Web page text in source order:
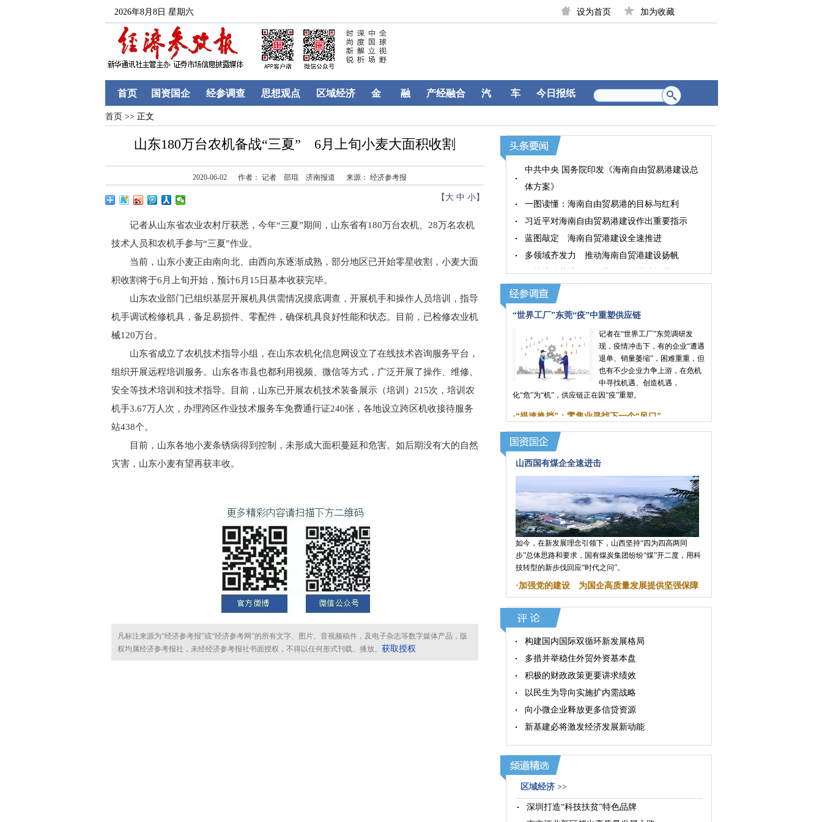
2026年8月8日 星期六 设为首页 加为收藏
首页 国资国企 经参调查 思想观点 区域经济 金 融 产经融合 汽 车 今日报纸
首页 >> 正文
山东180万台农机备战“三夏” 6月上旬小麦大面积收割
2020-06-02 作者： 记者 邵琨 济南报道 来源： 经济参考报
【 大 中 小】
记者从山东省农业农村厅获悉，今年“三夏”期间，山东省有180万台农机、28万名农机
技术人员和农机手参与“三夏”作业。
当前，山东小麦正由南向北、由西向东逐渐成熟，部分地区已开始零星收割，小麦大面
积收割将于6月上旬开始，预计6月15日基本收获完毕。
山东农业部门已组织基层开展机具供需情况摸底调查，开展机手和操作人员培训，指导
机手调试检修机具，备足易损件、零配件，确保机具良好性能和状态。目前，已检修农业机
械120万台。
山东省成立了农机技术指导小组，在山东农机化信息网设立了在线技术咨询服务平台，
组织开展远程培训服务。山东各市县也都利用视频、微信等方式，广泛开展了操作、维修、
安全等技术培训和技术指导。目前，山东已开展农机技术装备展示（培训）215次，培训农
机手3.67万人次，办理跨区作业技术服务车免费通行证240张，各地设立跨区机收接待服务
站438个。
目前，山东各地小麦条锈病得到控制，未形成大面积蔓延和危害。如后期没有大的自然
灾害，山东小麦有望再获丰收。
凡标注来源为“经济参考报”或“经济参考网”的所有文字、图片、音视频稿件，及电子杂志等数字媒体产品，版
权均属经济参考报社，未经经济参考报社书面授权，不得以任何形式刊载、播放。 获取授权
中共中央 国务院印发《海南自由贸易港建设总
体方案》
一图读懂：海南自由贸易港的目标与红利
习近平对海南自由贸易港建设作出重要指示
蓝图敲定 海南自贸港建设全速推进
多领域齐发力 推动海南自贸港建设扬帆
政策接连落地 保险业强监管持续推进
“世界工厂”东莞“疫”中重塑供应链
记者在“世界工厂”东莞调研发
现，疫情冲击下，有的企业“遭遇
退单、销量萎缩”，困难重重，但
也有不少企业力争上游，在危机
中寻找机遇、创造机遇，
化“危”为“机”，供应链正在因“疫”重塑。
·“提速换挡”：零售业寻找下一个“风口”
山西国有煤企全速进击
如今，在新发展理念引领下，山西坚持“四为四高两同
步”总体思路和要求，国有煤炭集团纷纷“煤”开二度，用科
技转型的新步伐回应“时代之问”。
·加强党的建设 为国企高质量发展提供坚强保障
构建国内国际双循环新发展格局
多措并举稳住外贸外资基本盘
积极的财政政策更要讲求绩效
以民生为导向实施扩内需战略
向小微企业释放更多信贷资源
新基建必将激发经济发展新动能
区域经济 >>
深圳打造“科技扶贫”特色品牌